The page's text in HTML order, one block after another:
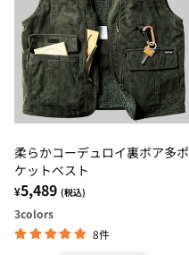
柔らかコーデュロイ裏ボア多ポ
ケットベスト
¥5,489 (税込)
3colors
8件